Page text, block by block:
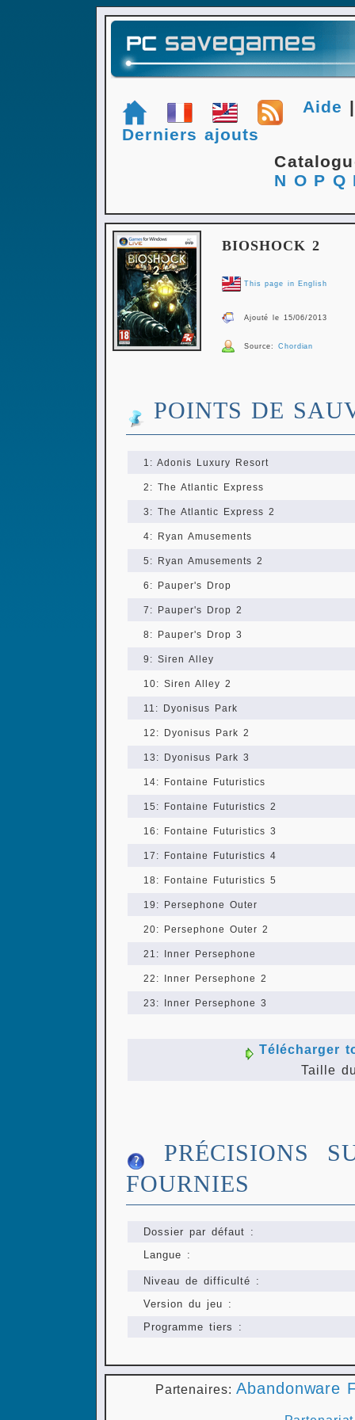
Aide
Derniers ajouts
N O P Q
BIOSHOCK 2
This page in English
Ajouté le 15/06/2013
Source:Chordian
POINTS DE
1: Adonis Luxury Resort
2: The Atlantic Express
3: The Atlantic Express 2
4: Ryan Amusements
5: Ryan Amusements 2
6: Pauper's Drop
7: Pauper's Drop 2
8: Pauper's Drop 3
9: Siren Alley
10: Siren Alley 2
11: Dyonisus Park
12: Dyonisus Park 2
13: Dyonisus Park 3
14: Fontaine Futuristics
15: Fontaine Futuristics 2
16: Fontaine Futuristics 3
17: Fontaine Futuristics 4
18: Fontaine Futuristics 5
19: Persephone Outer
20: Persephone Outer 2
21: Inner Persephone
22: Inner Persephone 2
23: Inner Persephone 3
Télécharger
Taille
PRÉCISIONS
FOURNIES
Dossier par défaut :
Langue :
Niveau de difficulté :
Version du jeu :
Programme tiers :
Partenaires:Abandonware